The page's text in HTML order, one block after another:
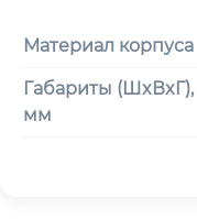
Материал корпуса
Габариты (ШxВxГ),
мм